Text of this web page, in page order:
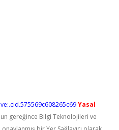
Yasal
gereğince Bilgi Teknolojileri ve